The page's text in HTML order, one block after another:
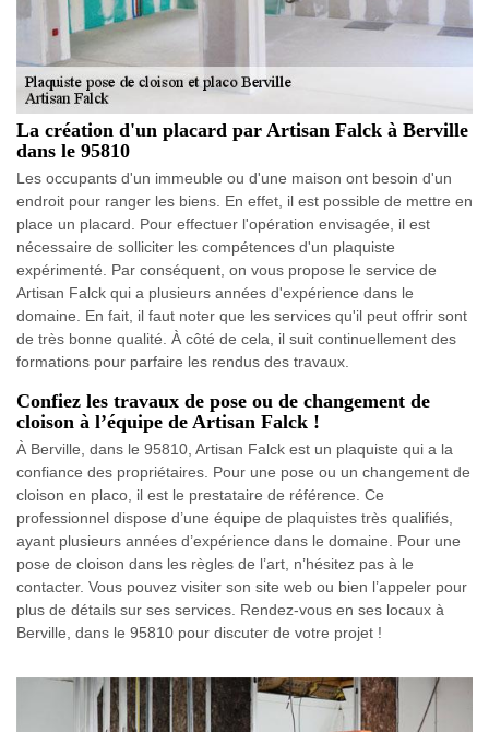
La création d'un placard par Artisan Falck à Berville
dans le 95810
Les occupants d'un immeuble ou d'une maison ont besoin d'un
endroit pour ranger les biens. En effet, il est possible de mettre en
place un placard. Pour effectuer l'opération envisagée, il est
nécessaire de solliciter les compétences d'un plaquiste
expérimenté. Par conséquent, on vous propose le service de
Artisan Falck qui a plusieurs années d'expérience dans le
domaine. En fait, il faut noter que les services qu'il peut offrir sont
de très bonne qualité. À côté de cela, il suit continuellement des
formations pour parfaire les rendus des travaux.
Confiez les travaux de pose ou de changement de
cloison à l’équipe de Artisan Falck !
À Berville, dans le 95810, Artisan Falck est un plaquiste qui a la
confiance des propriétaires. Pour une pose ou un changement de
cloison en placo, il est le prestataire de référence. Ce
professionnel dispose d’une équipe de plaquistes très qualifiés,
ayant plusieurs années d’expérience dans le domaine. Pour une
pose de cloison dans les règles de l’art, n’hésitez pas à le
contacter. Vous pouvez visiter son site web ou bien l’appeler pour
plus de détails sur ses services. Rendez-vous en ses locaux à
Berville, dans le 95810 pour discuter de votre projet !